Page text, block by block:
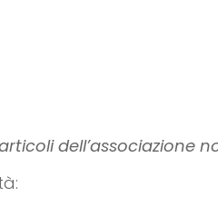
dell’associazione